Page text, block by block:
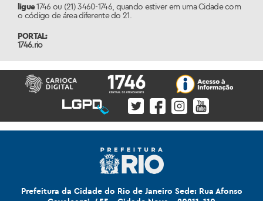
ligue1746 ou (21) 3460-1746, quando estiver em uma Cidade com
o código de área diferente do 21.
PORTAL:
1746.rio
Prefeitura da Cidade do Rio de Janeiro Sede: Rua Afonso